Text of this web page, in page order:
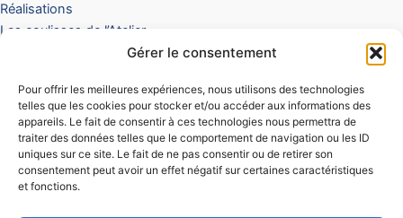
Gérer le consentement
Pour offrir les meilleures expériences, nous utilisons des technologies
telles que les cookies pour stocker et/ou accéder aux informations des
appareils. Le fait de consentir à ces technologies nous permettra de
traiter des données telles que le comportement de navigation ou les ID
uniques sur ce site. Le fait de ne pas consentir ou de retirer son
consentement peut avoir un effet négatif sur certaines caractéristiques
et fonctions.
Réalisations
Les coulisses de l’Atelier
Panier
Contact / Devis
Mentions légales
Conditions Générales de Vente
Politique de remboursements et retours